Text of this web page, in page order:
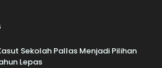
Sekolah Pallas Menjadi Pilihan
Lepas